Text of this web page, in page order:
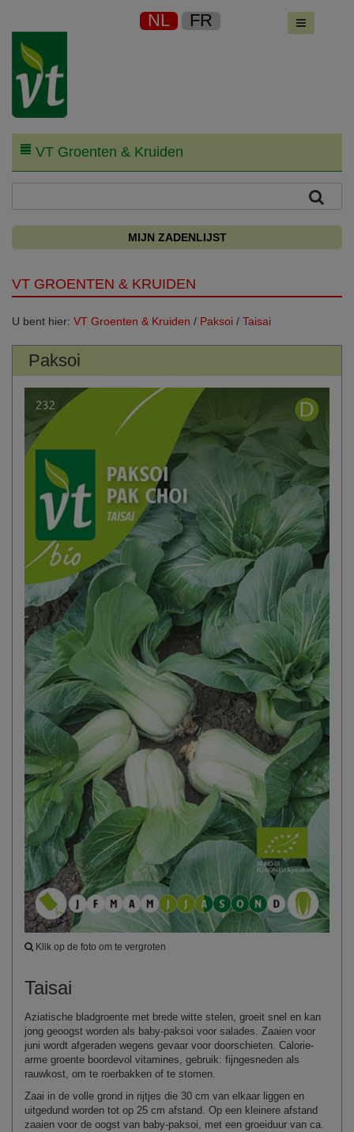
NL FR
VT Groenten & Kruiden
MIJN ZADENLIJST
VT GROENTEN & KRUIDEN
U bent hier: VT Groenten & Kruiden / Paksoi / Taisai
Paksoi
Klik op de foto om te vergroten
Taisai
Aziatische bladgroente met brede witte stelen, groeit snel en kan
jong geoogst worden als baby-paksoi voor salades. Zaaien voor
juni wordt afgeraden wegens gevaar voor doorschieten. Calorie-
arme groente boordevol vitamines, gebruik: fijngesneden als
rauwkost, om te roerbakken of te stomen.
Zaai in de volle grond in rijtjes die 30 cm van elkaar liggen en
uitgedund worden tot op 25 cm afstand. Op een kleinere afstand
zaaien voor de oogst van baby-paksoi, met een groeiduur van ca.